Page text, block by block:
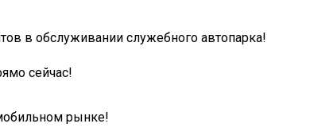
в обслуживании служебного автопарка!
сейчас!
рынке!